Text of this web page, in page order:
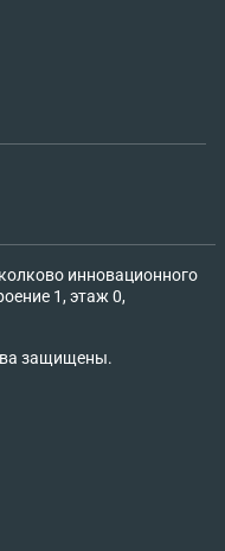
инновационного
1, этаж 0,
защищены.